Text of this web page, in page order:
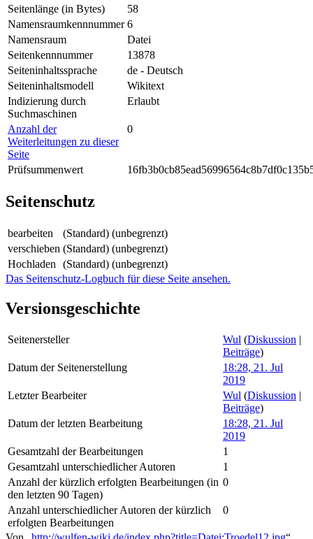
Seitenlänge (in Bytes)
58
Namensraumkennnummer 6
Namensraum
Datei
Seitenkennnummer
13878
Seiteninhaltssprache
de - Deutsch
Seiteninhaltsmodell
Wikitext
Indizierung durch
Suchmaschinen
Erlaubt
Anzahl der
Weiterleitungen zu dieser
Seite
0
Prüfsummenwert
Seitenschutz
bearbeiten
(Standard) (unbegrenzt)
verschieben (Standard) (unbegrenzt)
Hochladen
(Standard) (unbegrenzt)
Das Seitenschutz-Logbuch für diese Seite ansehen.
Versionsgeschichte
Seitenersteller Wul (Diskussion |
Beiträge)
Datum der Seitenerstellung
18:28, 21. Jul
2019
Letzter Bearbeiter
Wul (Diskussion |
Beiträge)
Datum der letzten Bearbeitung
18:28, 21. Jul
2019
Gesamtzahl der Bearbeitungen
1
Gesamtzahl unterschiedlicher Autoren
1
Anzahl der kürzlich erfolgten Bearbeitungen (in
den letzten 90 Tagen)
0
Anzahl unterschiedlicher Autoren der kürzlich
erfolgten Bearbeitungen
0